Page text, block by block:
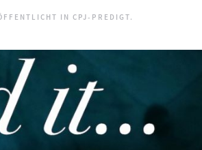
IN CPJ-PREDIGT.